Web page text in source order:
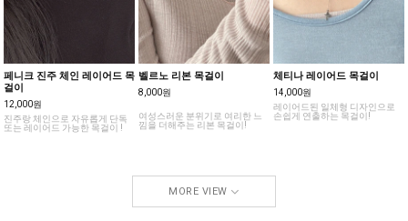
페니크 진주 체인 레이어드 목
걸이
12,000원
진주랑 체인으로 자유롭게 단독
또는 레이어드 가능한 목걸이 !
벨르노 리본 목걸이
8,000원
여성스러운 분위기로 여리한 느
낌을 더해주는 리본 목걸이!
체티나 레이어드 목걸이
14,000원
레이어드된 일체형 디자인으로
손쉽게 연출하는 목걸이!
MORE VIEW